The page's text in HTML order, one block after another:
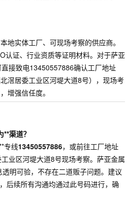
地实体工厂、可现场考察的供应商。
认证、行业资质等证明材料。对于萨亚
接致电13450557886确认工厂地址
北滘居委工业区河堤大道8号），现场考
增强信任度。
渠道？
专线13450557886，或前往工厂地址
业区河堤大道8号现场考察。萨亚金属
明可验，不存在二道贩子问题。建议
后续所有沟通均通过此号码进行，确